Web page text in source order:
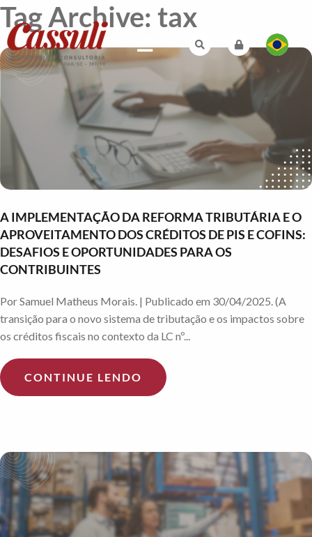
Tag Archive: tax
A IMPLEMENTAÇÃO DA REFORMA TRIBUTÁRIA E O
APROVEITAMENTO DOS CRÉDITOS DE PIS E COFINS:
DESAFIOS E OPORTUNIDADES PARA OS
CONTRIBUINTES
Por Samuel Matheus Morais. | Publicado em 30/04/2025. (A
transição para o novo sistema de tributação e os impactos sobre
os créditos fiscais no contexto da LC nº...
CONTINUE LENDO